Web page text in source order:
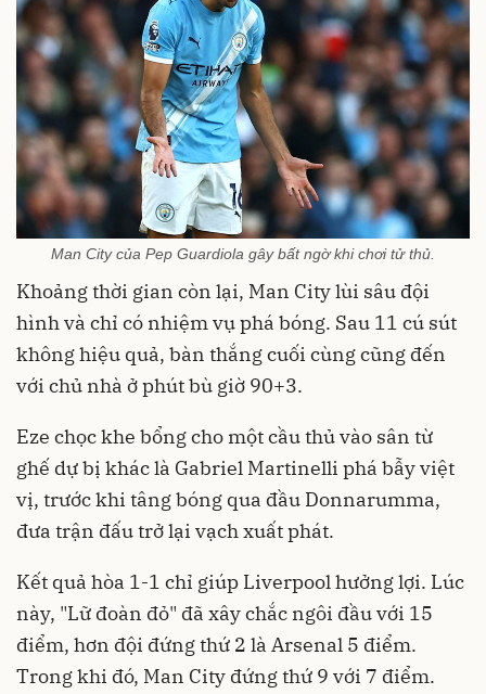
Man City của Pep Guardiola gây bất ngờ khi chơi tử thủ.
Khoảng thời gian còn lại, Man City lùi sâu đội
hình và chỉ có nhiệm vụ phá bóng. Sau 11 cú sút
không hiệu quả, bàn thắng cuối cùng cũng đến
với chủ nhà ở phút bù giờ 90+3.
Eze chọc khe bổng cho một cầu thủ vào sân từ
ghế dự bị khác là Gabriel Martinelli phá bẫy việt
vị, trước khi tâng bóng qua đầu Donnarumma,
đưa trận đấu trở lại vạch xuất phát.
Kết quả hòa 1-1 chỉ giúp Liverpool hưởng lợi. Lúc
này, "Lữ đoàn đỏ" đã xây chắc ngôi đầu với 15
điểm, hơn đội đứng thứ 2 là Arsenal 5 điểm.
Trong khi đó, Man City đứng thứ 9 với 7 điểm.